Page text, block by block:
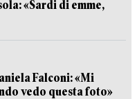
«Sardi di emme,
Falconi: «Mi
vedo questa foto»